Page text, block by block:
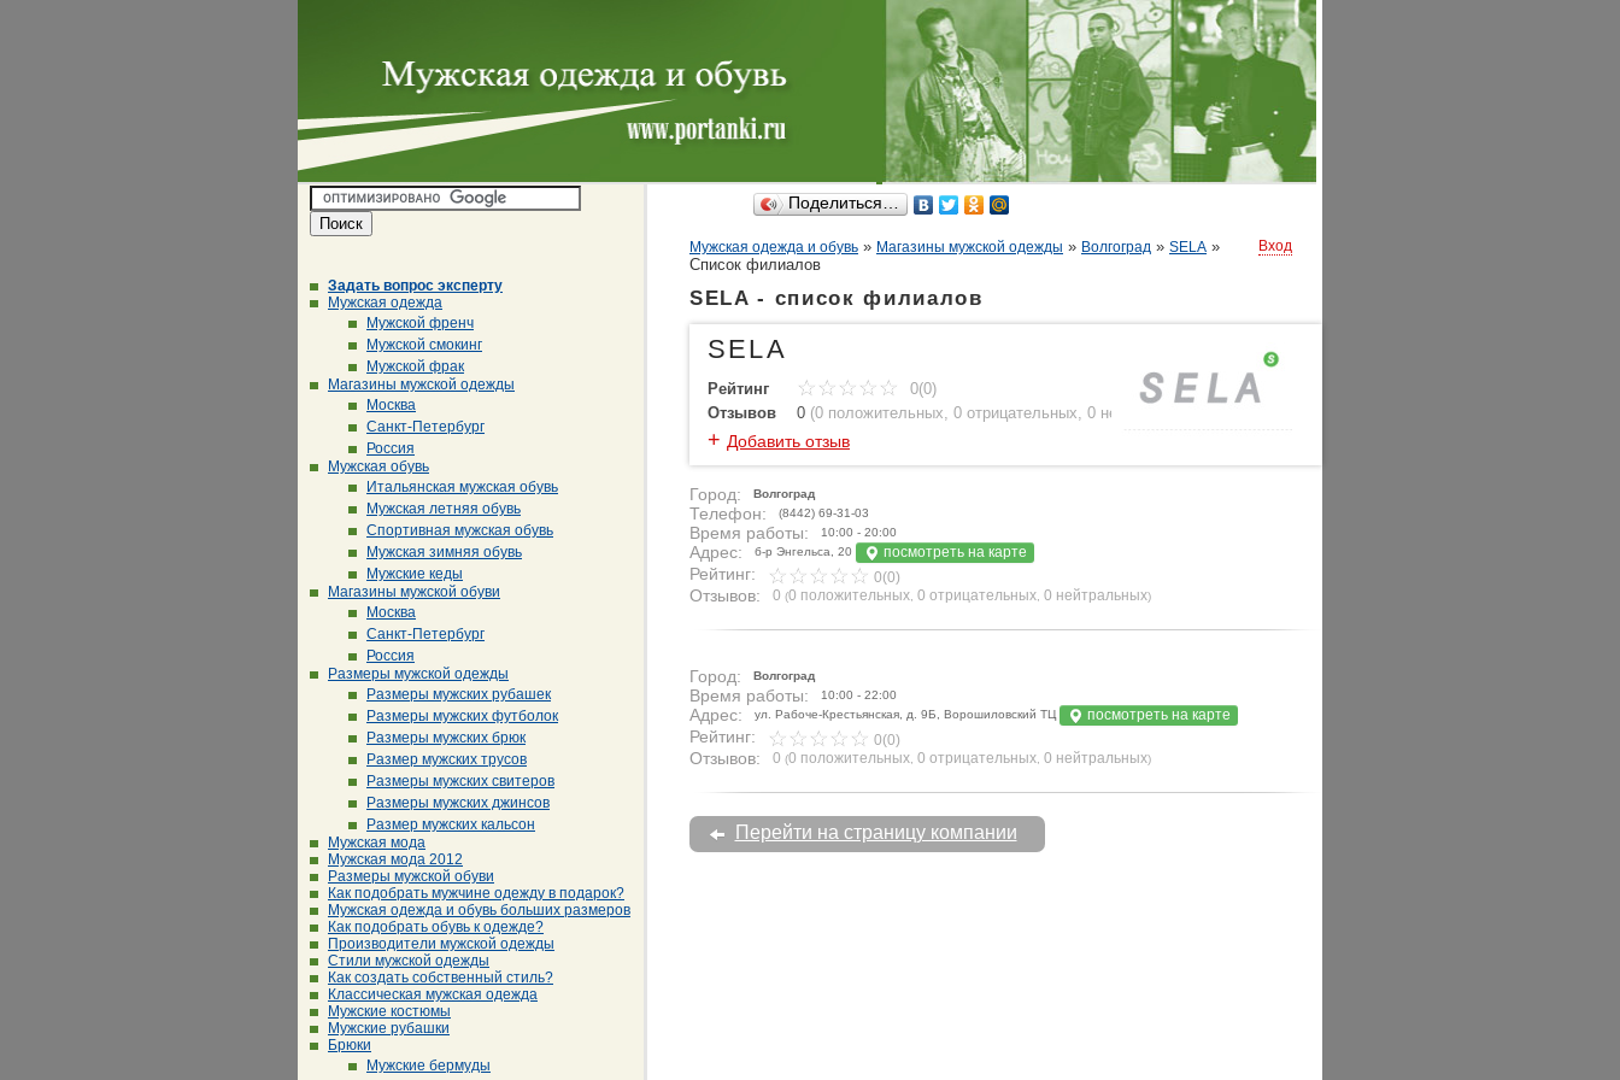
Задать вопрос эксперту
Мужская одежда
Мужской френч
Мужской смокинг
Мужской фрак
Магазины мужской одежды
Москва
Санкт-Петербург
Россия
Мужская обувь
Итальянская мужская обувь
Мужская летняя обувь
Спортивная мужская обувь
Мужская зимняя обувь
Мужские кеды
Магазины мужской обуви
Москва
Санкт-Петербург
Россия
Размеры мужской одежды
Размеры мужских рубашек
Размеры мужских футболок
Размеры мужских брюк
Размер мужских трусов
Размеры мужских свитеров
Размеры мужских джинсов
Размер мужских кальсон
Мужская мода
Мужская мода 2012
Размеры мужской обуви
Как подобрать мужчине одежду в подарок?
Мужская одежда и обувь больших размеров
Как подобрать обувь к одежде?
Производители мужской одежды
Стили мужской одежды
Как создать собственный стиль?
Классическая мужская одежда
Мужские костюмы
Мужские рубашки
Брюки
Мужские бермуды
Поделиться…
Мужская одежда и обувь » Магазины мужской одежды » Волгоград » SELA »
Cписок филиалов
Вход
SELA - список филиалов
SELA
Рейтинг
0(0)
Отзывов
0 (0 положительных, 0 отрицательных, 0 нейтральных
+ Добавить отзыв
Город: Волгоград
Телефон: (8442) 69-31-03
Время работы: 10:00 - 20:00
Адрес: б-р Энгельса, 20 посмотреть на карте
Рейтинг: 0(0)
Отзывов: 0 (0 положительных, 0 отрицательных, 0 нейтральных)
Город: Волгоград
Время работы: 10:00 - 22:00
Адрес: ул. Рабоче-Крестьянская, д. 9Б, Ворошиловский ТЦ посмотреть на карте
Рейтинг: 0(0)
Отзывов: 0 (0 положительных, 0 отрицательных, 0 нейтральных)
Перейти на страницу компании